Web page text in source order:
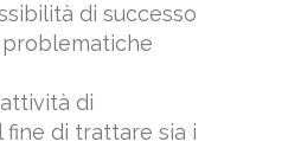
di successo
di
fine di trattare sia i